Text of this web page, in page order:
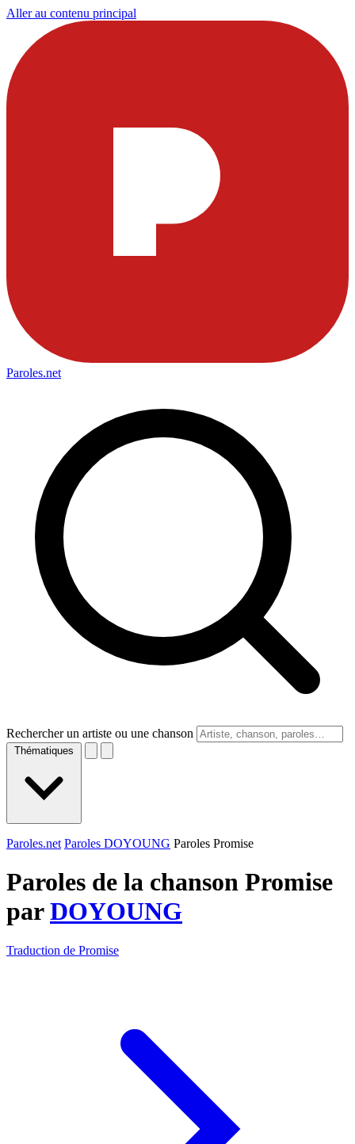
Aller au contenu principal
Paroles.net
Rechercher un artiste ou une chanson
Thématiques
Paroles.net Paroles DOYOUNG Paroles Promise
Paroles de la chanson Promise
parDOYOUNG
Traduction de Promise